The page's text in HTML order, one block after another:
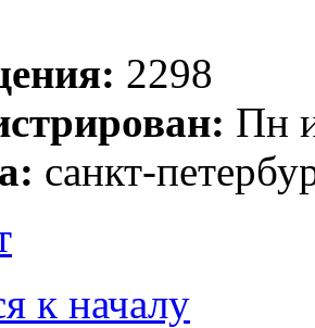
2298
Пн
санкт-
к началу